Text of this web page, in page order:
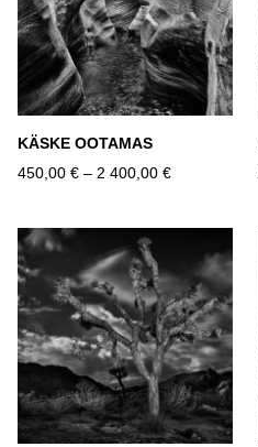
KÄSKE OOTAMAS
450,00 € – 2 400,00 €